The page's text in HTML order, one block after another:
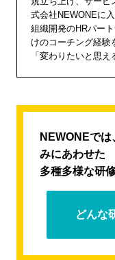
樹"
width="1
04"
式会社NEWONEに
組織開発のHRパー
けのコーチング経験
「変わりたいと思え
NEWONEで
みにあわせた
多種多様な研
どんな